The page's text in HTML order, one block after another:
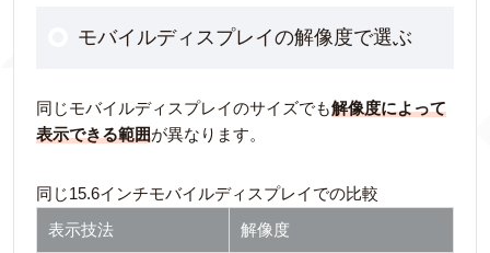
モバイルディスプレイの解像度で選ぶ
同じモバイルディスプレイのサイズでも解像度によって
表示できる範囲が異なります。
同じ15.6インチモバイルディスプレイでの比較
表示技法
解像度